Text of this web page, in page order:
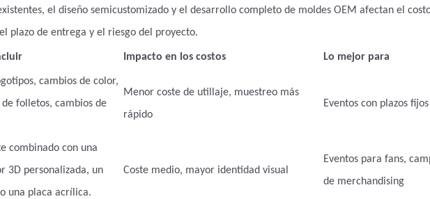
el diseño semicustomizado y el desarrollo completo de moldes OEM afectan el
plazo de entrega y el riesgo del proyecto.
Impacto en los costos Lo mejor para
cambios de color,
folletos, cambios de
Menor coste de utillaje, muestreo más
rápido
Eventos con plazos
combinado con una
3D personalizada, un
una placa acrílica.
Coste medio, mayor identidad visual
Eventos para fans,
de merchandising